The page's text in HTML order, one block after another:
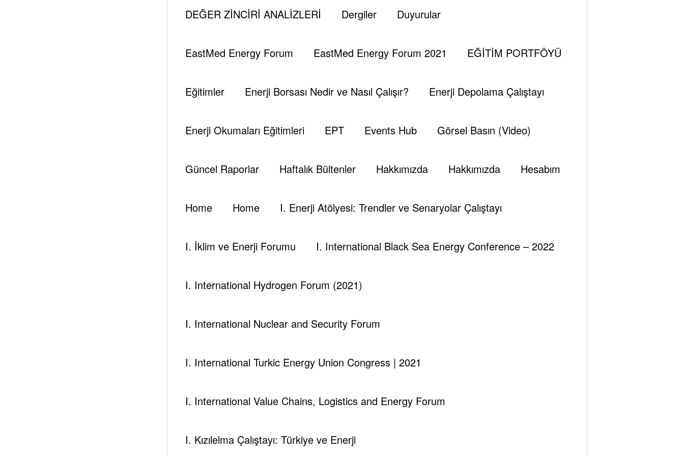
DEĞER ZİNCİRİ ANALİZLERİ Dergiler Duyurular
EastMed Energy Forum EastMed Energy Forum 2021 EĞİTİM PORTFÖYÜ
Eğitimler Enerji Borsası Nedir ve Nasıl Çalışır? Enerji Depolama Çalıştayı
Enerji Okumaları Eğitimleri EPT Events Hub Görsel Basın (Video)
Güncel Raporlar Haftalık Bültenler Hakkımızda Hakkımızda Hesabım
Home Home I. Enerji Atölyesi: Trendler ve Senaryolar Çalıştayı
I. İklim ve Enerji Forumu I. International Black Sea Energy Conference – 2022
I. International Hydrogen Forum (2021)
I. International Nuclear and Security Forum
I. International Turkic Energy Union Congress | 2021
I. International Value Chains, Logistics and Energy Forum
I. Kızılelma Çalıştayı: Türkiye ve Enerji
Güneş Işınlarından Elektrik Pratikte Nasıl Üretiliyor?
Tespambackup@gmail.com
View All Posts